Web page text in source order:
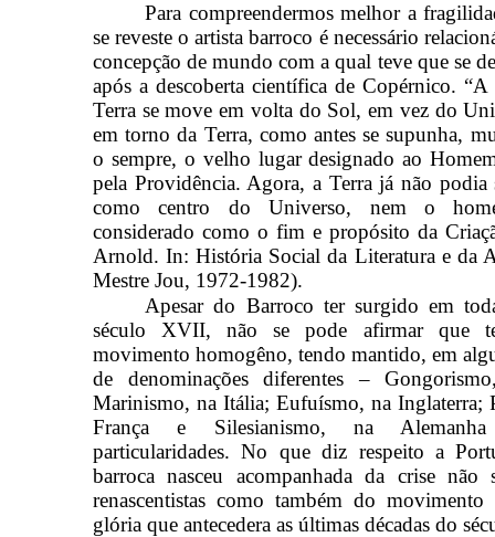
Para compreendermos melhor a
se reveste o artista barroco é necessário
concepção de mundo com a qual teve que se
após a descoberta científica de Copérnico.
Terra se move em volta do Sol, em vez do
em torno da Terra, como antes se supunha,
o sempre, o velho lugar designado ao
pela Providência. Agora, a Terra já não podia
como centro do Universo, nem o
considerado como o fim e propósito da
Arnold. In: História Social da Literatura e da
Mestre Jou, 1972-1982).
Apesar do Barroco ter surgido em
século XVII, não se pode afirmar que
movimento homogêno, tendo mantido, em
de denominações diferentes –
Marinismo, na Itália; Eufuísmo, na Inglaterra;
França e Silesianismo, na
particularidades. No que diz respeito a
barroca nasceu acompanhada da crise não
renascentistas como também do movimento
glória que antecedera as últimas décadas do